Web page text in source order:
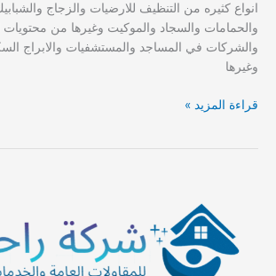
انواع كثيره من التنظيف للارضيات والزجاج
والحمامات والسجاد والموكيت وغيرها من محتويات
والشركات في المساجد والمستشفيات والابراج
وغيرها
شركة
قراءة المزيد »